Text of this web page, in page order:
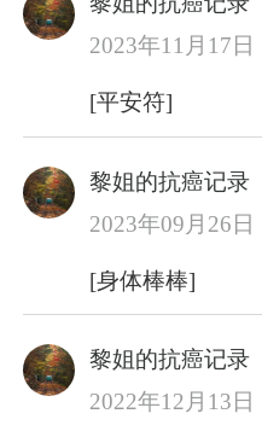
2023年11月17日
[平安符]
黎姐的抗癌记录
2023年09月26日
[身体棒棒]
黎姐的抗癌记录
2022年12月13日